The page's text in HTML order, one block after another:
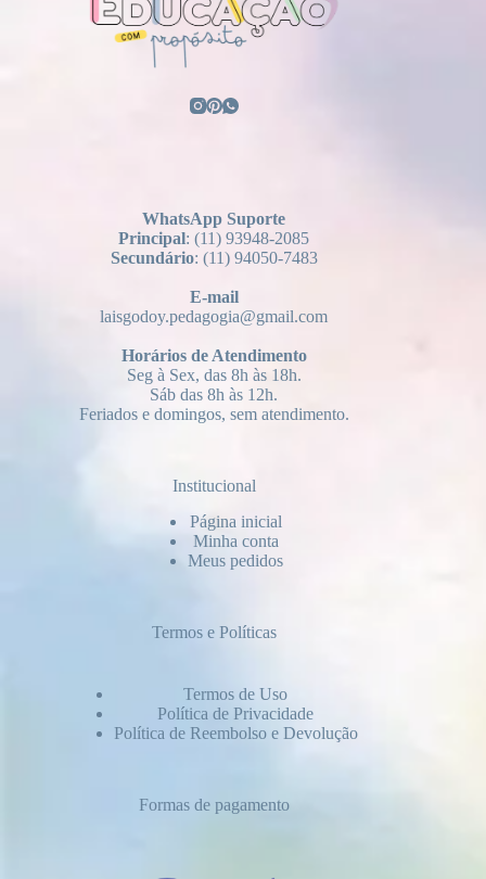
WhatsApp Suporte
Principal: (11) 93948-2085
Secundário: (11) 94050-7483
E-mail
laisgodoy.pedagogia@gmail.com
Horários de Atendimento
Seg à Sex, das 8h às 18h.
Sáb das 8h às 12h.
Feriados e domingos, sem atendimento.
Institucional
Página inicial
Minha conta
Meus pedidos
Termos e Políticas
Termos de Uso
Política de Privacidade
Política de Reembolso e Devolução
Formas de pagamento